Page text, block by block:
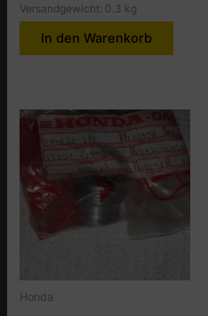
Versandgewicht: 0.3 kg
In den Warenkorb
Honda